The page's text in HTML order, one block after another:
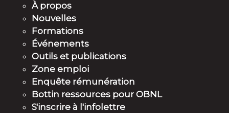
À propos
Nouvelles
Formations
Événements
Outils et publications
Zone emploi
Enquête rémunération
Bottin ressources pour OBNL
S'inscrire à l'infolettre